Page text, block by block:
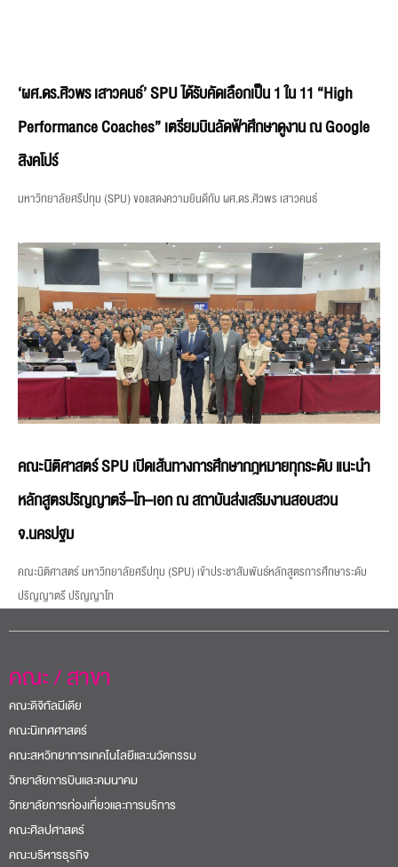
‘ผศ.ดร.ศิวพร เสาวคนธ์’ SPU ได้รับคัดเลือกเป็น 1 ใน 11 “High
Performance Coaches” เตรียมบินลัดฟ้าศึกษาดูงาน ณ Google
สิงคโปร์
มหาวิทยาลัยศรีปทุม (SPU) ขอแสดงความยินดีกับ ผศ.ดร.ศิวพร เสาวคนธ์
คณะนิติศาสตร์ SPU เปิดเส้นทางการศึกษากฎหมายทุกระดับ แนะนำ
หลักสูตรปริญญาตรี–โท–เอก ณ สถาบันส่งเสริมงานสอบสวน
จ.นครปฐม
คณะนิติศาสตร์ มหาวิทยาลัยศรีปทุม (SPU) เข้าประชาสัมพันธ์หลักสูตรการศึกษาระดับ
ปริญญาตรี ปริญญาโท
คณะ / สาขา
คณะดิจิทัลมีเดีย
คณะนิเทศศาสตร์
คณะสหวิทยาการเทคโนโลยีและนวัตกรรม
วิทยาลัยการบินและคมนาคม
วิทยาลัยการท่องเที่ยวและการบริการ
คณะศิลปศาสตร์
คณะบริหารธุรกิจ